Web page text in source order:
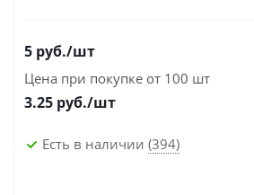
5 руб./шт
Цена при покупке от 100 шт
3.25 руб./шт
Есть в наличии (394)